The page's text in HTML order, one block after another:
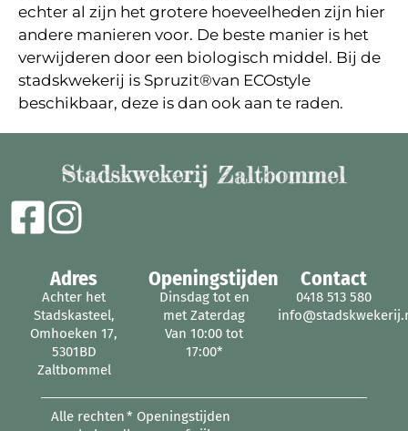
echter al zijn het grotere hoeveelheden zijn hier
andere manieren voor. De beste manier is het
verwijderen door een biologisch middel. Bij de
stadskwekerij is Spruzit®van ECOstyle
beschikbaar, deze is dan ook aan te raden.
Adres
Achter het
Stadskasteel,
Omhoeken 17,
5301BD
Zaltbommel
Openingstijden
Dinsdag tot en
met Zaterdag
Van 10:00 tot
17:00*
Contact
0418 513 580
Alle rechten* Openingstijden